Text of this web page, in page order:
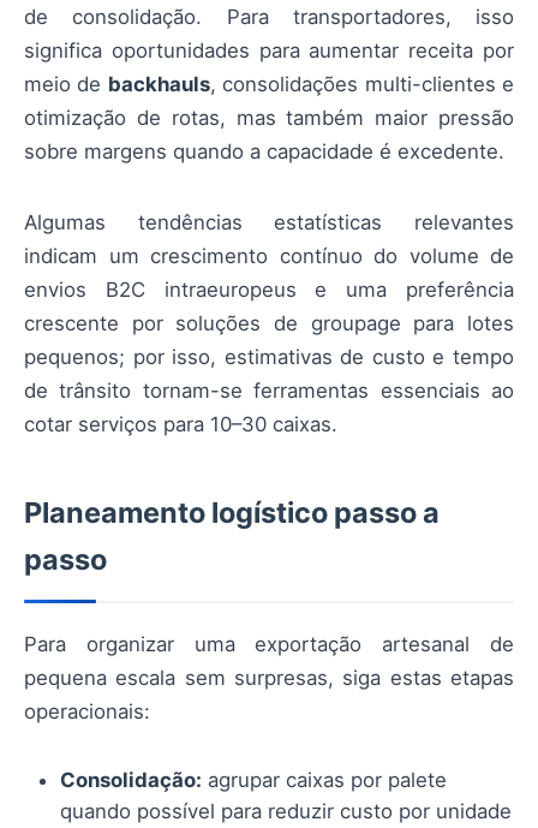
de consolidação. Para transportadores, isso
significa oportunidades para aumentar receita por
meio de backhauls, consolidações multi-clientes e
otimização de rotas, mas também maior pressão
sobre margens quando a capacidade é excedente.
Algumas tendências estatísticas relevantes
indicam um crescimento contínuo do volume de
envios B2C intraeuropeus e uma preferência
crescente por soluções de groupage para lotes
pequenos; por isso, estimativas de custo e tempo
de trânsito tornam-se ferramentas essenciais ao
cotar serviços para 10–30 caixas.
Planeamento logístico passo a
passo
Para organizar uma exportação artesanal de
pequena escala sem surpresas, siga estas etapas
operacionais:
Consolidação: agrupar caixas por palete
quando possível para reduzir custo por unidade